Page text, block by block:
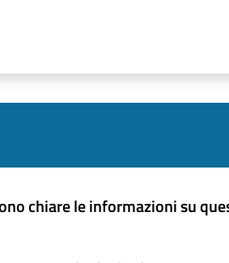
chiare le informazioni su